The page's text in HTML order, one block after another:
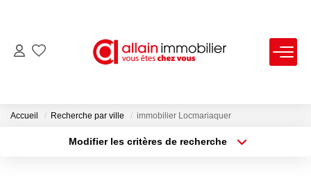
LOCATIONS
Accueil Recherche par ville immobilier Locmariaquer
Modifier les critères de recherche